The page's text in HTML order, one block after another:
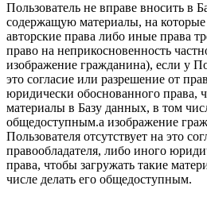
Пользователь не вправе вносить в
содержащую материалы, на которые
авторские права либо иные права
право на неприкосновенность
изображение гражданина), если у
это согласие или разрешение от
юридически обоснованного права,
материалы в Базу данных, в том
общедоступным.а изображение
Пользователя отсутствует на это
правообладателя, либо иного
права, чтобы загружать такие
числе делать его общедоступным.